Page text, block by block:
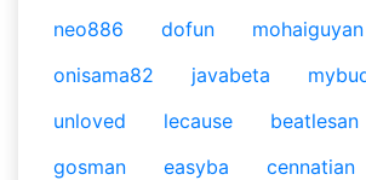
neo886
dofun
mohaiguyan
onisama82
javabeta
unloved
lecause beatlesan
gosman
easyba cennatian